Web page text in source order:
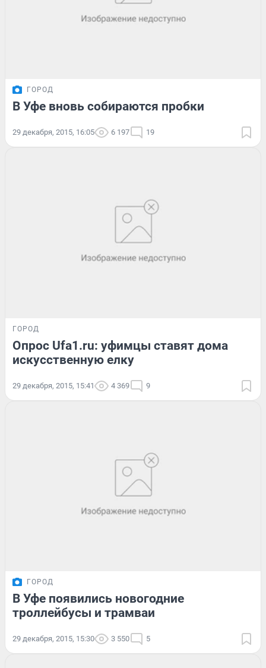
ГОРОД
В Уфе вновь собираются пробки
29 декабря, 2015, 16:05 6 197 19
ГОРОД
Опрос Ufa1.ru: уфимцы ставят дома
искусственную елку
29 декабря, 2015, 15:41 4 369 9
ГОРОД
В Уфе появились новогодние
троллейбусы и трамваи
29 декабря, 2015, 15:30 3 550 5